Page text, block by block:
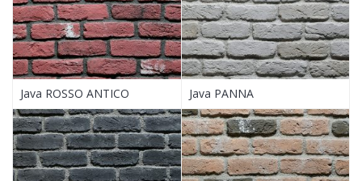
Java ROSSO ANTICO Java PANNA